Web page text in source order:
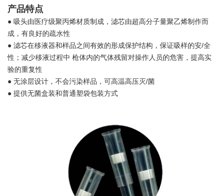
产品特点
● 吸头由医疗级聚丙烯材质制成，滤芯由超高分子量聚乙烯制作而
成，有良好的疏水性
● 滤芯在移液器和样品之间有效的形成保护结构，保证吸样的安/全
性；减少移液过程中 枪体内的气体残留对操作人员的危害，提高实
验的重复性
● 无涂层设计，不会污染样品，可高温高压灭/菌
● 提供无菌盒装和普通塑袋包装方式